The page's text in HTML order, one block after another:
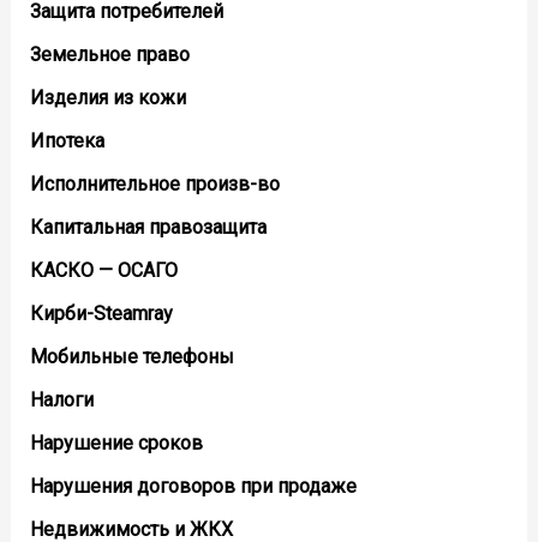
Защита потребителей
Земельное право
Изделия из кожи
Ипотека
Исполнительное произв-во
Капитальная правозащита
КАСКО — ОСАГО
Кирби-Steamray
Мобильные телефоны
Налоги
Нарушение сроков
Нарушения договоров при продаже
Недвижимость и ЖКХ